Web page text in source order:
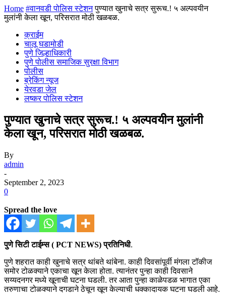
Home #वानवडी पोलिस स्टेशन पुण्यात खुनाचे सत्र सुरूच.! ५ अल्पवयीन
मुलांनी केला खून, परिसरात मोठी खळबळ.
क्राईम
चालू घडामोडी
पुणे जिल्हाधिकारी
पुणे पोलीस समाजिक सुरक्षा विभाग
पोलीस
ब्रेकिंग न्यूज
येरवडा जेल
लष्कर पोलिस स्टेशन
पुण्यात खुनाचे सत्र सुरूच.! ५ अल्पवयीन मुलांनी
केला खून, परिसरात मोठी खळबळ.
By
admin
-
September 2, 2023
0
Spread the love
पुणे सिटी टाईम्स ( PCT NEWS) प्रतिनिधी.
पुणे शहरात काही खुनाचे सत्र थांबते थांबेना. काही दिवसांपूर्वी मंगला टॉकीज
समोर टोळक्याने एकाचा खून केला होता. त्यानंतर पुन्हा काही दिवसाने
सय्यदनगर मध्ये खूनाची घटना घडली. तर आता पुन्हा काळेपडळ भागात एका
तरुणाचा टोळक्याने दगडाने ठेचून खून केल्याची धक्कादायक घटना घडली आहे.